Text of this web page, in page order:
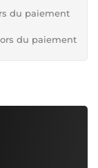
du paiement
du paiement